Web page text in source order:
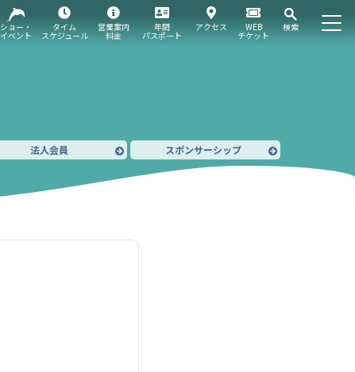
WEB
チケット
検索
ショー・
イベント
タイム
スケジュール
営業案内
料金
年間
パスポート
アクセス
法人会員 スポンサーシップ